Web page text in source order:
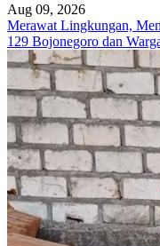
Aug 09, 2026
Merawat Lingkungan,
129 Bojonegoro dan